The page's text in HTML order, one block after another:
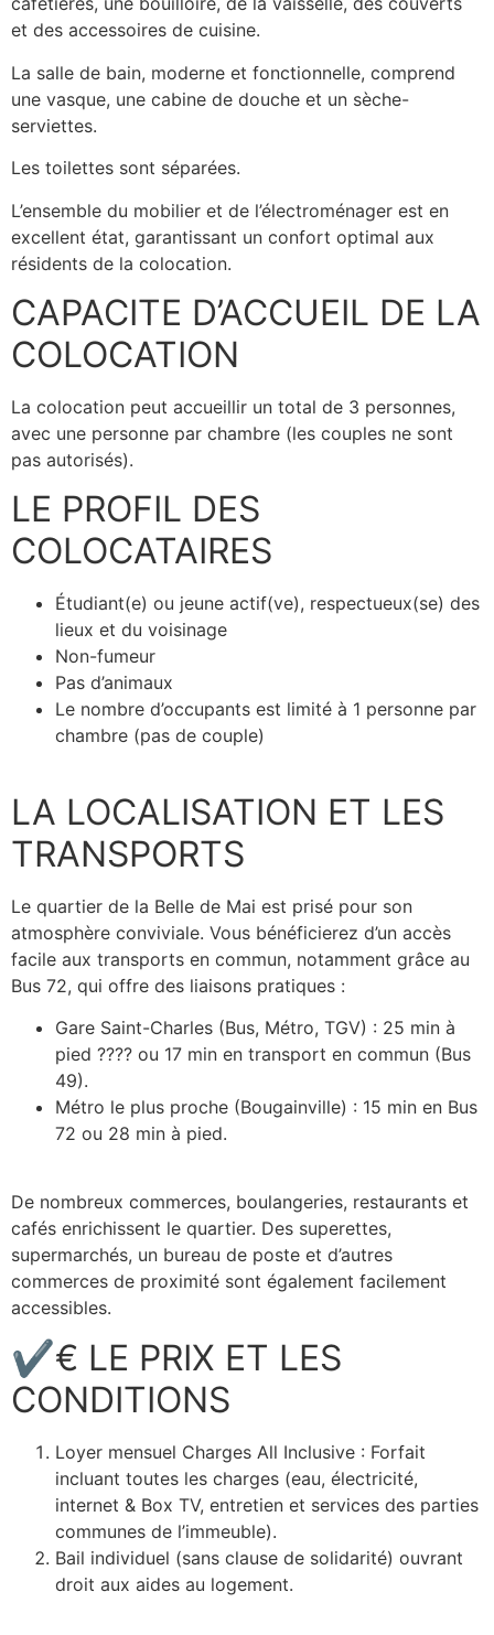
et des accessoires de cuisine.
La salle de bain, moderne et fonctionnelle, comprend
une vasque, une cabine de douche et un sèche-
serviettes.
Les toilettes sont séparées.
L’ensemble du mobilier et de l’électroménager est en
excellent état, garantissant un confort optimal aux
résidents de la colocation.
CAPACITE D’ACCUEIL DE LA
COLOCATION
La colocation peut accueillir un total de 3 personnes,
avec une personne par chambre (les couples ne sont
pas autorisés).
LE PROFIL DES
COLOCATAIRES
Étudiant(e) ou jeune actif(ve), respectueux(se) des
lieux et du voisinage
Non-fumeur
Pas d’animaux
Le nombre d’occupants est limité à 1 personne par
chambre (pas de couple)
LA LOCALISATION ET LES
TRANSPORTS
Le quartier de la Belle de Mai est prisé pour son
atmosphère conviviale. Vous bénéficierez d’un accès
facile aux transports en commun, notamment grâce au
Bus 72, qui offre des liaisons pratiques :
Gare Saint-Charles (Bus, Métro, TGV) : 25 min à
pied ???? ou 17 min en transport en commun (Bus
49).
Métro le plus proche (Bougainville) : 15 min en Bus
72 ou 28 min à pied.
De nombreux commerces, boulangeries, restaurants et
cafés enrichissent le quartier. Des superettes,
supermarchés, un bureau de poste et d’autres
commerces de proximité sont également facilement
accessibles.
✔€ LE PRIX ET LES
CONDITIONS
Loyer mensuel Charges All Inclusive : Forfait
incluant toutes les charges (eau, électricité,
internet & Box TV, entretien et services des parties
communes de l’immeuble).
Bail individuel (sans clause de solidarité) ouvrant
droit aux aides au logement.